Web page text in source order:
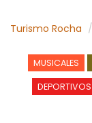
Turismo Rocha
MUSICALES
DEPORTIVOS